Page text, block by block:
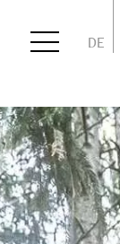
DE